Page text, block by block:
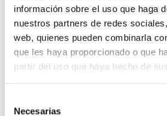
información sobre el uso que haga
nuestros partners de redes
web, quienes pueden combinarla
que les haya proporcionado o que
partir del uso que haya hecho de
Necesarias
Importante:Envío gratis a Península
(SIN IVA).
Los que
compraron